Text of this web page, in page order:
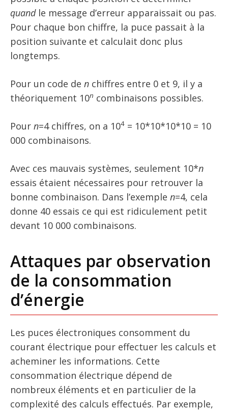
quandle message d’erreur apparaissait ou pas.
Pour chaque bon chiffre, la puce passait à la
position suivante et calculait donc plus
longtemps.
Pour un code de n chiffres entre 0 et 9, il y a
théoriquement 10n combinaisons possibles.
Pour n=4 chiffres, on a 104 = 10*10*10*10 = 10
000 combinaisons.
Avec ces mauvais systèmes, seulement 10*n
essais étaient nécessaires pour retrouver la
bonne combinaison. Dans l’exemple n=4, cela
donne 40 essais ce qui est ridiculement petit
devant 10 000 combinaisons.
Attaques par observation
de la consommation
d’énergie
Les puces électroniques consomment du
courant électrique pour effectuer les calculs et
acheminer les informations. Cette
consommation électrique dépend de
nombreux éléments et en particulier de la
complexité des calculs effectués. Par exemple,